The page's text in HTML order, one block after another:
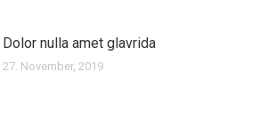
Dolor nulla amet glavrida
27. November, 2019